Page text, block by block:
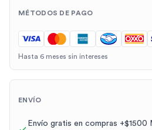
MÉTODOS DE PAGO
Hasta 6 meses sin intereses
ENVÍO
Envío gratis en compras +$1500